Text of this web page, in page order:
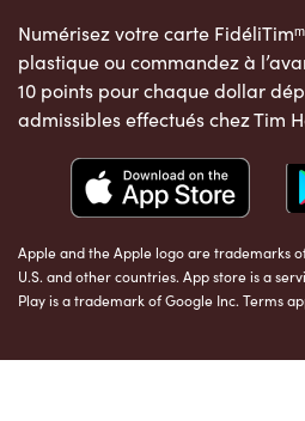
Numérisez votre carte
plastique ou commandez à
10 points pour chaque dollar
admissibles effectués chez Tim
Apple and the Apple logo are trademarks
U.S. and other countries. App store is a
Play is a trademark of Google Inc. Terms